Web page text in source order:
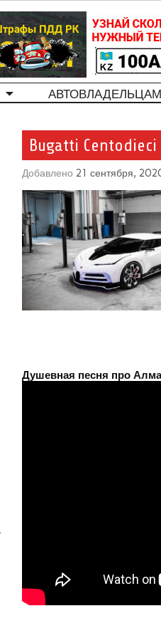
АВТОВЛАДЕЛЬЦАМ
Bugatti Centodieci
Добавлено 21 сентября,
Душевная песня про